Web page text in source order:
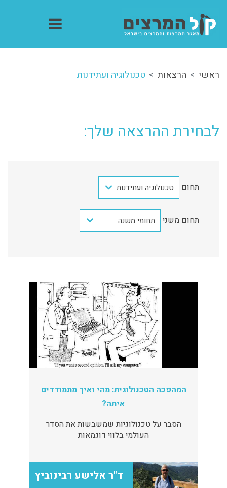
ראשי הרצאות טכנולוגיה ועתידנות
לבחירת ההרצאה שלך:
תחום טכנולוגיה ועתידנות
תחום משני תחומי משנה
המהפכה הטכנולוגית: מהי ואיך מתמודדים
איתה?
הסבר על טכנולוגיות שמשבשות את הסדר
העולמי בלווי דוגמאות
ד"ר אלישע רבינוביץ